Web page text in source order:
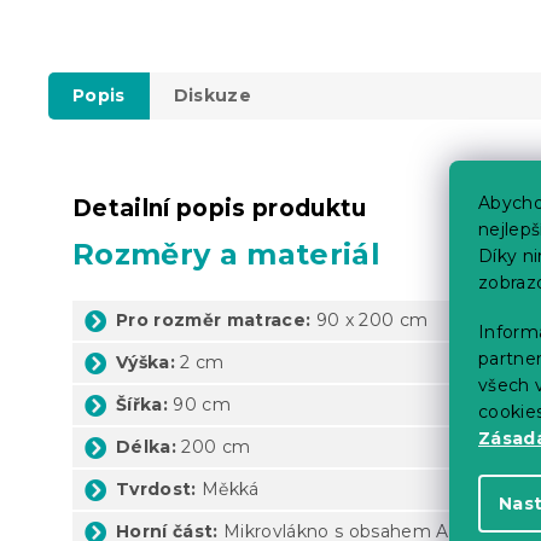
Díky
všech
Popis Diskuze
Detailní popis produktu
Rozměry a materiál
Pro rozměr matrace: 90 x 200 cm
Výška: 2 cm
Šířka: 90 cm
Délka: 200 cm
Tvrdost: Měkká
Horní část: Mikrovlákno s obsahem Aloe vera